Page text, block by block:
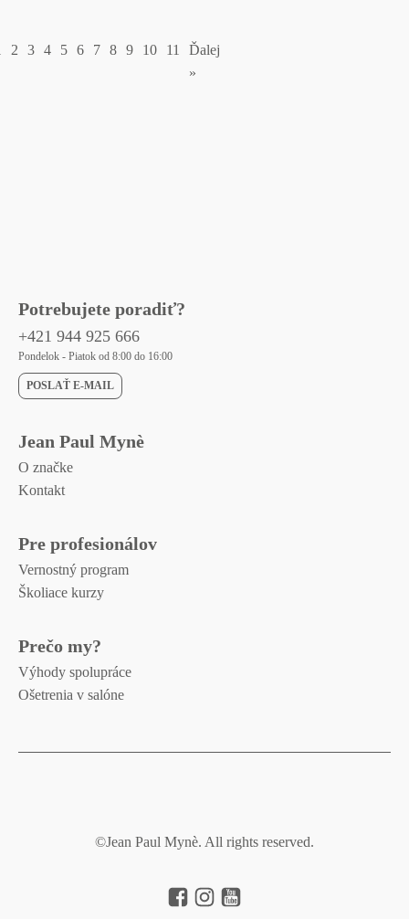
2 3 4 5 6 7 8 9 10 11
Ďalej
»
Potrebujete poradiť?
+421 944 925 666
Pondelok - Piatok od 8:00 do 16:00
POSLAŤ E-MAIL
Jean Paul Mynè
O značke
Kontakt
Pre profesionálov
Vernostný program
Školiace kurzy
Prečo my?
Výhody spolupráce
Ošetrenia v salóne
©Jean Paul Mynè. All rights reserved.